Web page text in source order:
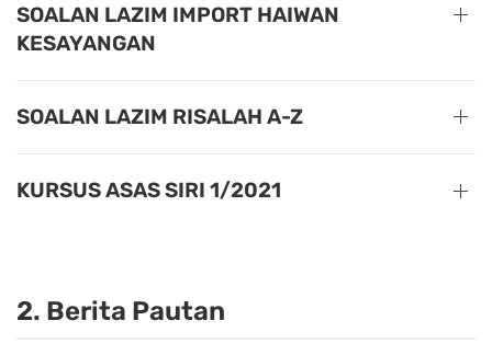
SOALAN LAZIM IMPORT HAIWAN
KESAYANGAN
SOALAN LAZIM RISALAH A-Z
KURSUS ASAS SIRI 1/2021
2. Berita Pautan